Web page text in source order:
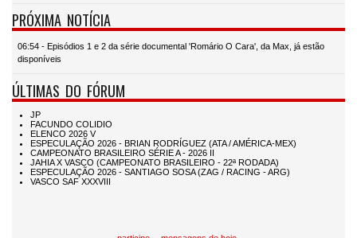
PRÓXIMA NOTÍCIA
06:54 - Episódios 1 e 2 da série documental 'Romário O Cara', da Max, já estão
disponíveis
ÚLTIMAS DO FÓRUM